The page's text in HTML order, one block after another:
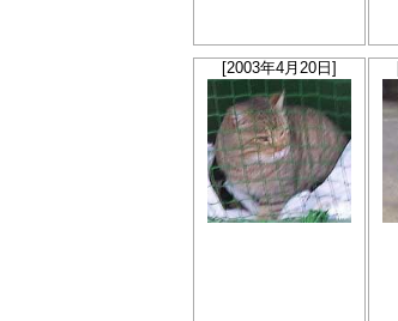
[2003年4月20日]